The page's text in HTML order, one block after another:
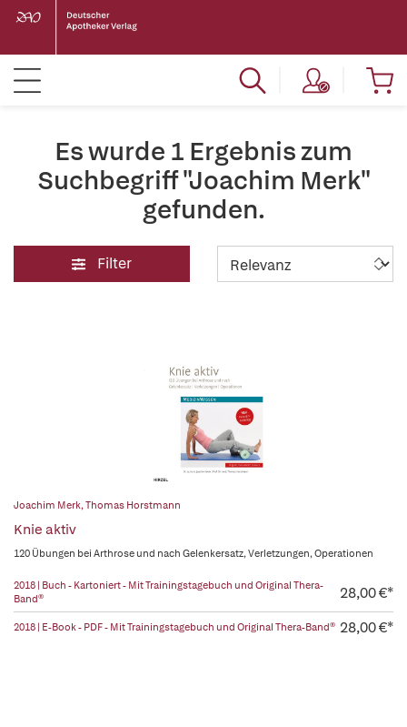
Es wurde 1 Ergebnis zum
Suchbegriff "Joachim Merk"
gefunden.
Filter
Joachim Merk,Thomas Horstmann
Knie aktiv
120 Übungen bei Arthrose und nach Gelenkersatz, Verletzungen, Operationen
2018 | Buch - Kartoniert - Mit Trainingstagebuch und Original Thera-
Band®
28,00 €*
2018 | E-Book - PDF - Mit Trainingstagebuch und Original Thera-Band® 28,00 €*